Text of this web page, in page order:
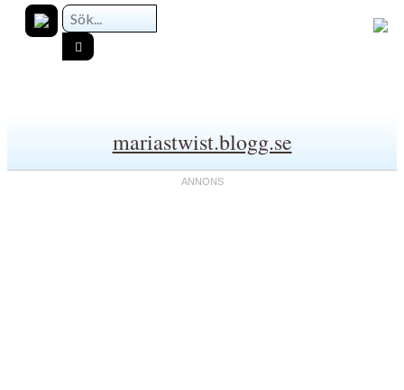
mariastwist.blogg.se